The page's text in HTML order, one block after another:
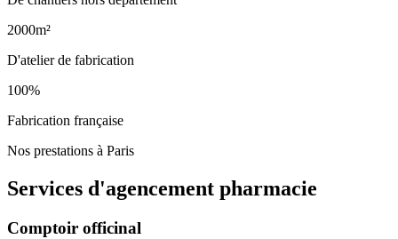
2000m²
D'atelier de fabrication
100%
Fabrication française
Nos prestations à Paris
Services d'agencement pharmacie
Comptoir officinal